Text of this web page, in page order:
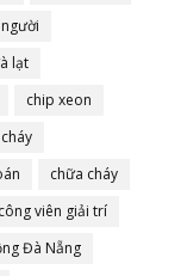
lạt
chip xeon
chữa cháy
công viên giải trí
Đà Nẵng